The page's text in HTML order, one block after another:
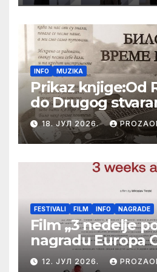
Festival
INFO MUZIKA
Prikaz knjige:Od
do Drugog
(bilo neko vreme
(autor- Zlatomira
Botoš 2022.
samizdat)
18. ЈУЛ 2026.
FESTIVALI FILM INFO NAGRADE
Film „3 nedelje
nagradu Europa
Label na
12. ЈУЛ 2026.